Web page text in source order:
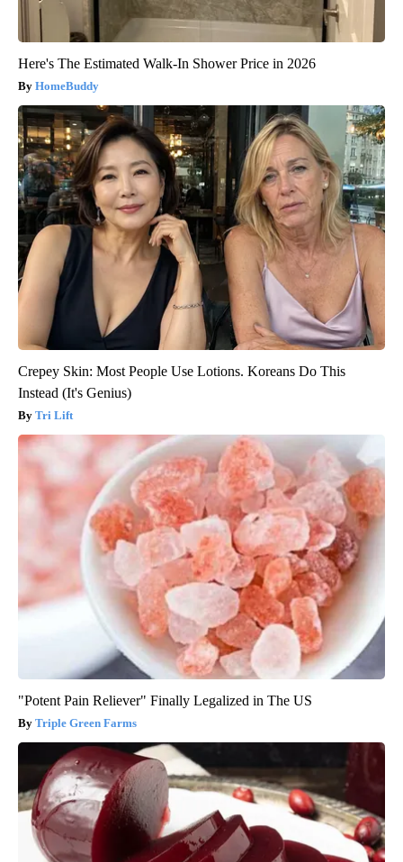
Here's The Estimated Walk-In Shower Price in 2026
HomeBuddy
Crepey Skin: Most People Use Lotions. Koreans Do This
Instead (It's Genius)
Tri Lift
"Potent Pain Reliever" Finally Legalized in The US
Triple Green Farms